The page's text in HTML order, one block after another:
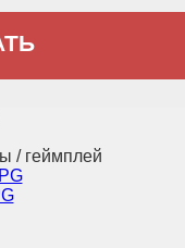
/ геймплей